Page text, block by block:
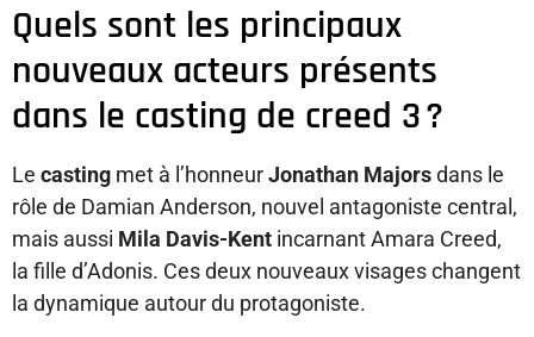
Quels sont les principaux
nouveaux acteurs présents
dans le casting de creed 3 ?
Le casting met à l’honneurJonathan Majorsdans le
rôle de Damian Anderson, nouvel antagoniste central,
mais aussi Mila Davis-Kent incarnant Amara Creed,
la fille d’Adonis. Ces deux nouveaux visages changent
la dynamique autour du protagoniste.